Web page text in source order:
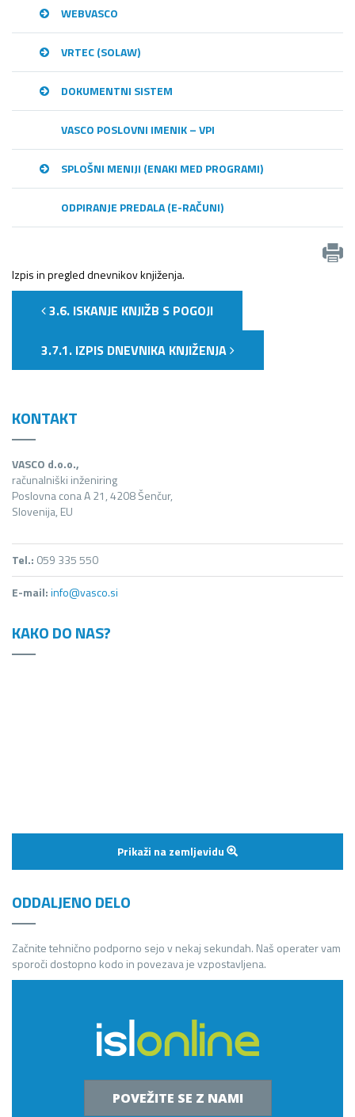
WEBVASCO
VRTEC (SOLAW)
DOKUMENTNI SISTEM
VASCO POSLOVNI IMENIK – VPI
SPLOŠNI MENIJI (ENAKI MED PROGRAMI)
ODPIRANJE PREDALA (E-RAČUNI)
Izpis in pregled dnevnikov knjiženja.
3.6. ISKANJE KNJIŽB S POGOJI
3.7.1. IZPIS DNEVNIKA KNJIŽENJA
KONTAKT
VASCO d.o.o.,
računalniški inženiring
Poslovna cona A 21, 4208 Šenčur,
Slovenija, EU
Tel.: 059 335 550
E-mail:info@vasco.si
KAKO DO NAS?
Prikaži na zemljevidu
ODDALJENO DELO
Začnite tehnično podporno sejo v nekaj sekundah. Naš operater vam
sporoči dostopno kodo in povezava je vzpostavljena.
POVEŽITE SE Z NAMI